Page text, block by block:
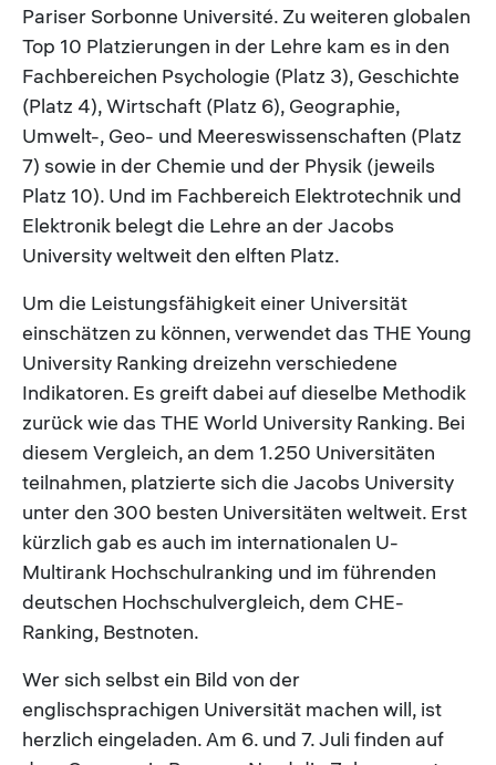
Pariser Sorbonne Université. Zu weiteren globalen
Top 10 Platzierungen in der Lehre kam es in den
Fachbereichen Psychologie (Platz 3), Geschichte
(Platz 4), Wirtschaft (Platz 6), Geographie,
Umwelt-, Geo- und Meereswissenschaften (Platz
7) sowie in der Chemie und der Physik (jeweils
Platz 10). Und im Fachbereich Elektrotechnik und
Elektronik belegt die Lehre an der Jacobs
University weltweit den elften Platz.
Um die Leistungsfähigkeit einer Universität
einschätzen zu können, verwendet das THE Young
University Ranking dreizehn verschiedene
Indikatoren. Es greift dabei auf dieselbe Methodik
zurück wie das THE World University Ranking. Bei
diesem Vergleich, an dem 1.250 Universitäten
teilnahmen, platzierte sich die Jacobs University
unter den 300 besten Universitäten weltweit. Erst
kürzlich gab es auch im internationalen U-
Multirank Hochschulranking und im führenden
deutschen Hochschulvergleich, dem CHE-
Ranking, Bestnoten.
Wer sich selbst ein Bild von der
englischsprachigen Universität machen will, ist
herzlich eingeladen. Am 6. und 7. Juli finden auf